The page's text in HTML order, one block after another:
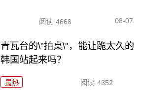
阅读 4668 08-07
青瓦台的\"拍桌\"，能让跪太久的
韩国站起来吗？
最热 阅读 4352